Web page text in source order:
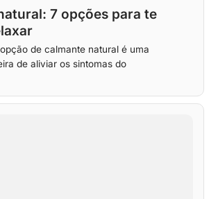
7 opções para te
de calmante natural é uma
de aliviar os sintomas do